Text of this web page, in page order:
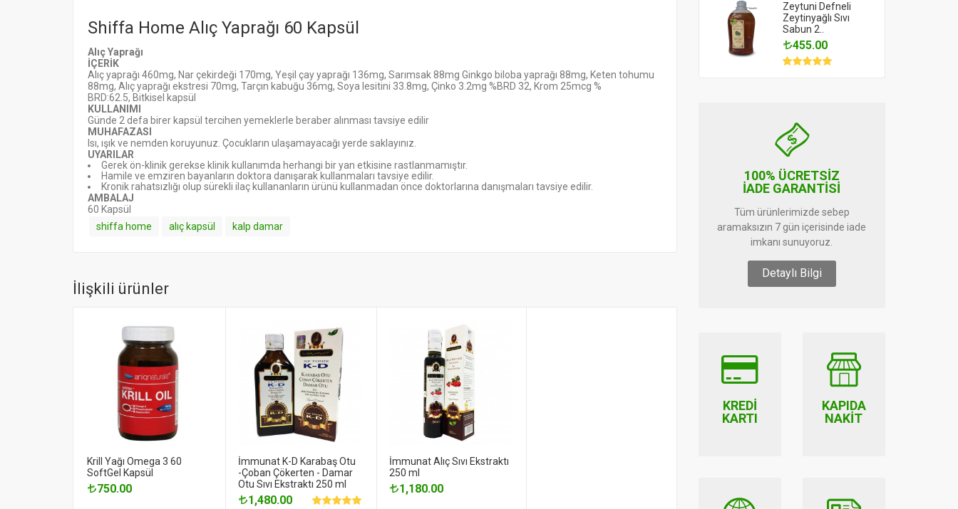
Shiffa Home Alıç Yaprağı 60 Kapsül
Alıç Yaprağı
İÇERİK
Alıç yaprağı 460mg, Nar çekirdeği 170mg, Yeşil çay yaprağı 136mg, Sarımsak 88mg Ginkgo biloba yaprağı 88mg, Keten tohumu
88mg, Alıç yaprağı ekstresi 70mg, Tarçın kabuğu 36mg, Soya lesitini 33.8mg, Çinko 3.2mg %BRD 32, Krom 25mcg %
BRD:62.5, Bitkisel kapsül
KULLANIMI
Günde 2 defa birer kapsül tercihen yemeklerle beraber alınması tavsiye edilir
MUHAFAZASI
Isı, ışık ve nemden koruyunuz. Çocukların ulaşamayacağı yerde saklayınız.
UYARILAR
Gerek ön-klinik gerekse klinik kullanımda herhangi bir yan etkisine rastlanmamıştır.
Hamile ve emziren bayanların doktora danışarak kullanmaları tavsiye edilir.
Kronik rahatsızlığı olup sürekli ilaç kullananların ürünü kullanmadan önce doktorlarına danışmaları tavsiye edilir.
AMBALAJ
60 Kapsül
shiffa home
alıç kapsül kalp damar
İlişkili ürünler
Krill Yağı Omega 3 60
SoftGel Kapsül
750.00
İmmunat K-D Karabaş Otu
-Çoban Çökerten - Damar
Otu Sıvı Ekstraktı 250 ml
1,480.00
İmmunat Alıç Sıvı Ekstraktı
250 ml
1,180.00
Zeytuni Defneli
Zeytinyağlı Sıvı
Sabun 2..
455.00
100% ÜCRETSİZ
İADE GARANTİSİ
Tüm ürünlerimizde sebep
aramaksızın 7 gün içerisinde iade
imkanı sunuyoruz.
Detaylı Bilgi
KREDI
KARTI
KAPIDA
NAKIT